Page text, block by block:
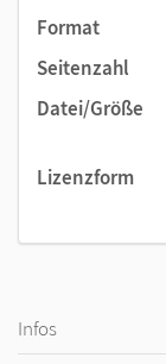
Format
Seitenzahl
Datei/Größe
Lizenzform
Infos